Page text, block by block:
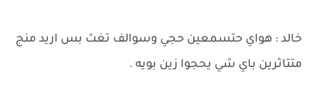
خالد : هواي حتسمعين حجي وسوالف تغث بس اريد منج
متتاثرين باي شي يحجوا زين بويه .